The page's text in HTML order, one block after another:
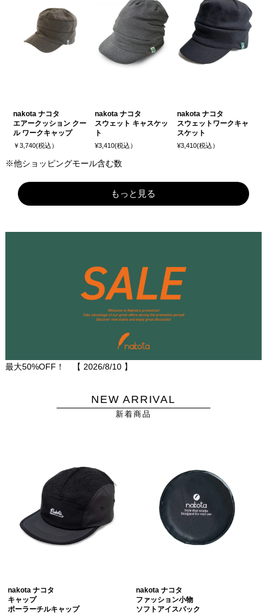
nakota ナコタ
エアークッション クー
ル ワークキャップ
￥3,740(税込）
nakota ナコタ
スウェット キャスケッ
ト
¥3,410(税込）
nakota ナコタ
スウェットワークキャ
スケット
¥3,410(税込）
※他ショッピングモール含む数
もっと見る
最大50%OFF！ 【 2026/8/10】
NEW ARRIVAL
新着商品
nakota ナコタ
キャップ
ポーラーチルキャップ
nakota ナコタ
ファッション小物
ソフトアイスパック